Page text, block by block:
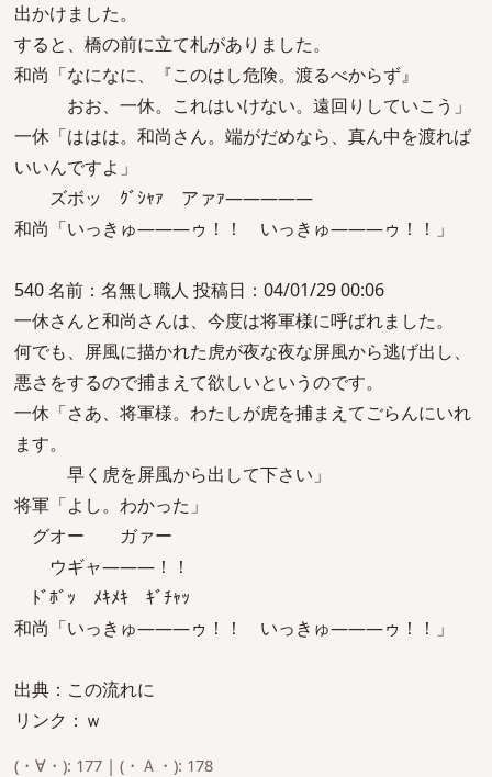
出かけました。
すると、橋の前に立て札がありました。
和尚「なになに、『このはし危険。渡るべからず』
おお、一休。これはいけない。遠回りしていこう」
一休「ははは。和尚さん。端がだめなら、真ん中を渡れば
いいんですよ」
ズボッ ｸﾞｼｬｧ アァｧ―――――
和尚「いっきゅ―――ゥ！！ いっきゅ―――ゥ！！」
540 名前：名無し職人 投稿日：04/01/29 00:06
一休さんと和尚さんは、今度は将軍様に呼ばれました。
何でも、屏風に描かれた虎が夜な夜な屏風から逃げ出し、
悪さをするので捕まえて欲しいというのです。
一休「さあ、将軍様。わたしが虎を捕まえてごらんにいれ
ます。
早く虎を屏風から出して下さい」
将軍「よし。わかった」
グオー ガァー
ウギャ―――！！
ﾄﾞﾎﾞｯ ﾒｷﾒｷ ｷﾞﾁｬｯ
和尚「いっきゅ―――ゥ！！ いっきゅ―――ゥ！！」
出典：この流れに
リンク：ｗ
(・∀・): 177 | (・Ａ・): 178